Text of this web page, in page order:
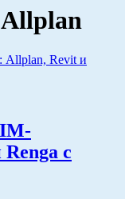
Allplan
с